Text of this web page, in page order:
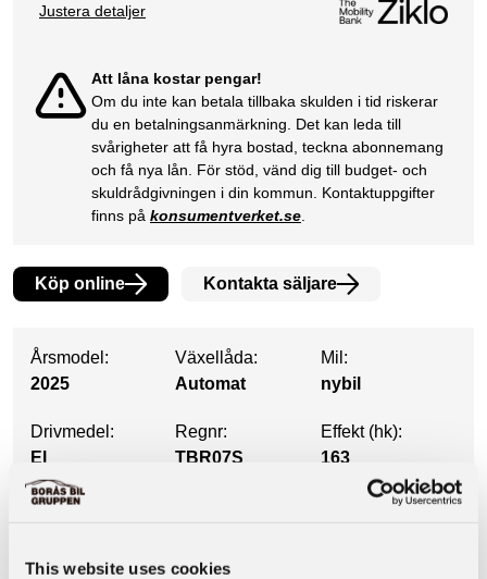
This website uses cookies
Att låna kostar pengar!
Om du inte kan betala tillbaka skulden i tid riskerar
du en betalningsanmärkning. Det kan leda till
svårigheter att få hyra bostad, teckna abonnemang
och få nya lån. För stöd, vänd dig till budget- och
skuldrådgivningen i din kommun. Kontaktuppgifter
finns på konsumentverket.se.
Justera detaljer
Köp online Kontakta säljare
Årsmodel:
2025
Växellåda:
Automat
Mil:
nybil
Drivmedel:
El
Regnr:
TBR07S
Effekt (hk):
163